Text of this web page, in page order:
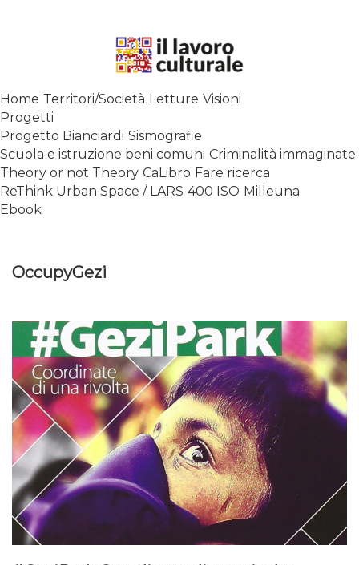
SPALANCARE LE FINESTRE DEI
CONTEMPORANEO
Home Territori/Società Letture Visioni
Progetti
Progetto Bianciardi Sismografie
Scuola e istruzione beni comuni Criminalità immaginate
Theory or not Theory CaLibro Fare ricerca
ReThink Urban Space / LARS 400 ISO Milleuna
Ebook
OccupyGezi